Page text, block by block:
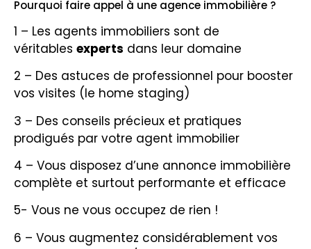
Pourquoi faire appel à une agence immobilière ?
1 – Les agents immobiliers sont de
véritables experts dans leur domaine
2 – Des astuces de professionnel pour booster
vos visites (le home staging)
3 – Des conseils précieux et pratiques
prodigués par votre agent immobilier
4 – Vous disposez d’une annonce immobilière
complète et surtout performante et efficace
5- Vous ne vous occupez de rien !
6 – Vous augmentez considérablement vos